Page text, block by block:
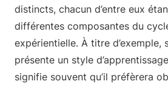
distincts, chacun d’entre eux
différentes composantes du
expérientielle. À titre d’exemple,
présente un style
signifie souvent qu’il préfèrera